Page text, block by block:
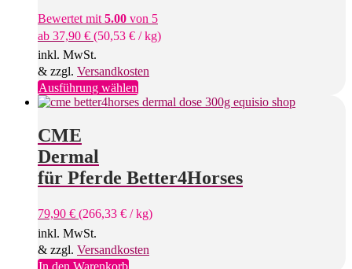
Bewertet mit5.00 von 5
ab 37,90 € (50,53 € /kg)
inkl. MwSt.
& zzgl. Versandkosten
Ausführung wählenDieses
Produkt
Die
Optionen
auf
gewählt
CME
Dermal
für Pferde Better4Horses
79,90 € (266,33 € /kg)
inkl. MwSt.
& zzgl. Versandkosten